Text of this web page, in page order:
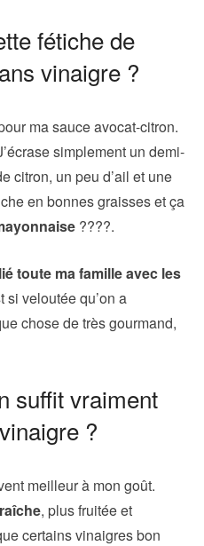
fétiche de
vinaigre ?
ma sauce avocat-citron.
simplement un demi-
citron, un peu d’ail et une
en bonnes graisses et ça
????.
toute ma famille avec les
si veloutée qu’on a
chose de très gourmand,
suffit vraiment
?
meilleur à mon goût.
, plus fruitée et
certains vinaigres bon